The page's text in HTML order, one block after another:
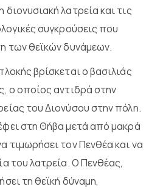
λατρεία και τις
συγκρούσεις που
των θεϊκών δυνάμεων.
βρίσκεται ο βασιλιάς
ο οποίος αντιδρά στην
του Διονύσου στην πόλη.
στη Θήβα μετά από μακρά
τιμωρήσει τον Πενθέα και να
του λατρεία. Ο Πενθέας,
τη θεϊκή δύναμη,